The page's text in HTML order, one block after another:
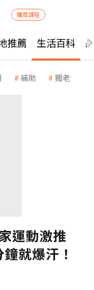
購買課程
推薦 生活百科
補助 獨老
運動激推
就爆汗！